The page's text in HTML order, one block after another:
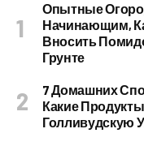
Опытные
Начинающим,
Вносить
Грунте
7 Домашних
Какие
Голливудскую